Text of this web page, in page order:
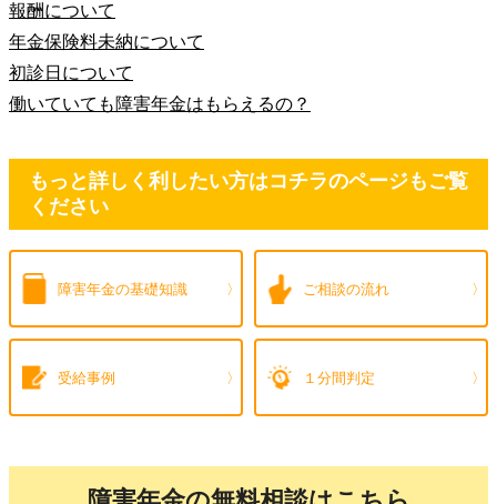
報酬について
年金保険料未納について
初診日について
働いていても障害年金はもらえるの？
もっと詳しく利したい方はコチラのページもご覧
ください
障害年金の基礎知識 ご相談の流れ
受給事例 １分間判定